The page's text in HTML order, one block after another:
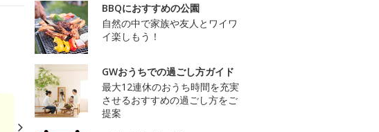
BBQにおすすめの公園
自然の中で家族や友人とワイワ
イ楽しもう！
GWおうちでの過ごし方ガイド
最大12連休のおうち時間を充実
させるおすすめの過ごし方をご
提案